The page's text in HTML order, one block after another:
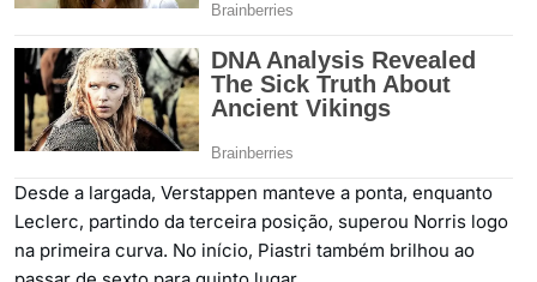
Desde a largada, Verstappen manteve a ponta, enquanto
Leclerc, partindo da terceira posição, superou Norris logo
na primeira curva. No início, Piastri também brilhou ao